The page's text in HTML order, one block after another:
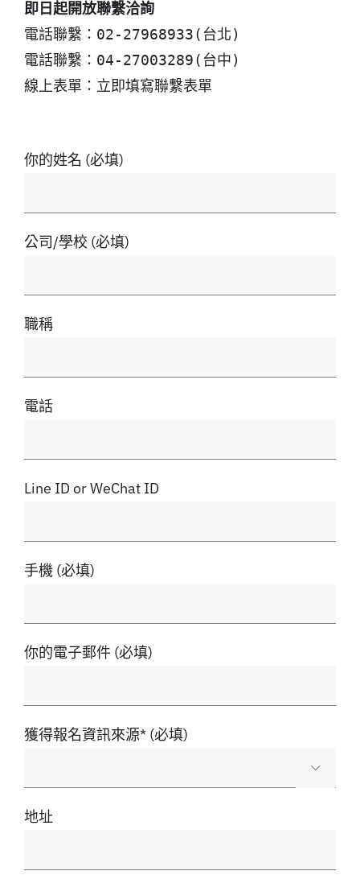
即日起開放聯繫洽詢
電話聯繫：02-27968933(台北)
電話聯繫：04-27003289(台中)
線上表單：立即填寫聯繫表單
你的姓名 (必填)
公司/學校 (必填)
職稱
電話
Line ID or WeChat ID
手機 (必填)
你的電子郵件 (必填)
獲得報名資訊來源* (必填)

地址